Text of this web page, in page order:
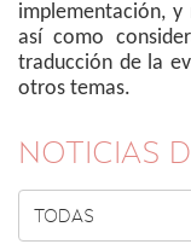
implementación, y
así como
traducción de la
otros temas.
NOTICIAS
TODAS